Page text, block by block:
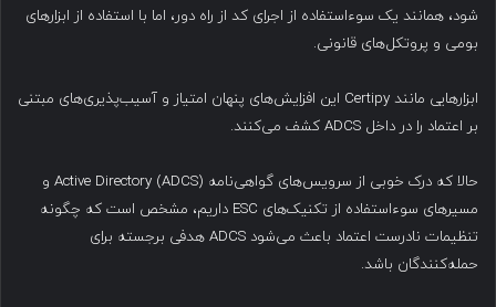
شود، همانند یک سوءاستفاده از اجرای کد از راه دور، اما با استفاده از ابزارهای
بومی و پروتکل‌های قانونی.
ابزارهایی مانند Certipy این افزایش‌های پنهان امتیاز و آسیب‌پذیری‌های مبتنی
بر اعتماد را در داخل ADCS کشف می‌کنند.
حالا که درک خوبی از سرویس‌های گواهی‌نامه Active Directory (ADCS) و
مسیرهای سوءاستفاده از تکنیک‌های ESC داریم، مشخص است که چگونه
تنظیمات نادرست اعتماد باعث می‌شود ADCS هدفی برجسته برای
حمله‌کنندگان باشد.